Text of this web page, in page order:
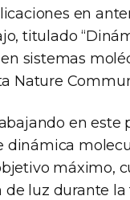
en
titulado
sistemas
Nature
en
máximo,
luz durante